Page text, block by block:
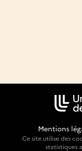
Mentions
Ce site utilise des
statistiques